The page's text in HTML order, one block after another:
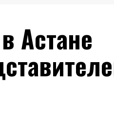
Астане